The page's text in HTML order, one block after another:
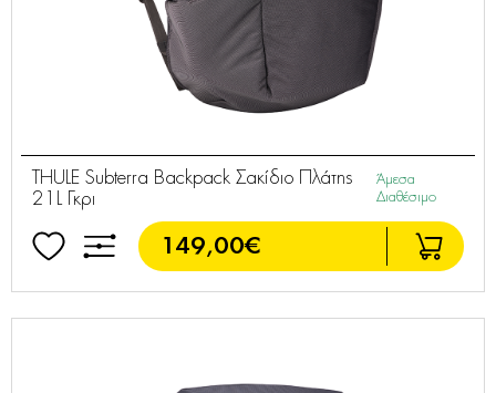
THULE Subterra Backpack Σακίδιο Πλάτης
21L Γκρι
Άμεσα
Διαθέσιμο
149,00€